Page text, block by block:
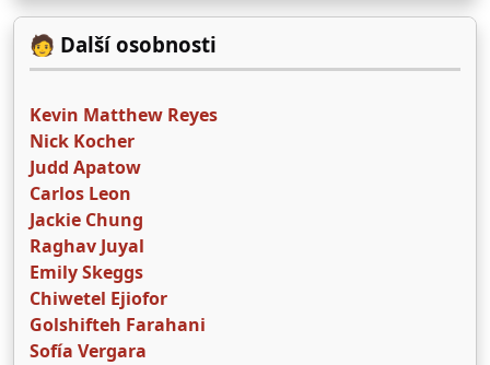
🧑 Další osobnosti
Kevin Matthew Reyes
Nick Kocher
Judd Apatow
Carlos Leon
Jackie Chung
Raghav Juyal
Emily Skeggs
Chiwetel Ejiofor
Golshifteh Farahani
Sofía Vergara